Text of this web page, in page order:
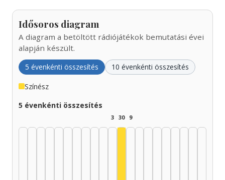
Idősoros diagram
A diagram a betöltött rádiójátékok bemutatási évei
alapján készült.
5 évenkénti összesítés 10 évenkénti összesítés
Színész
5 évenkénti összesítés
3 30 9